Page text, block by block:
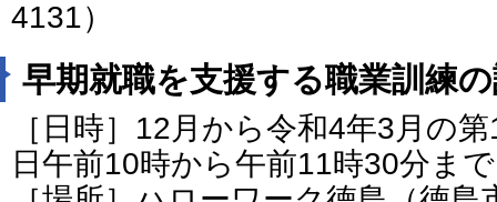
4131）
早期就職を支援する職業訓練
［日時］12月から令和4年3月の
日午前10時から午前11時30分まで